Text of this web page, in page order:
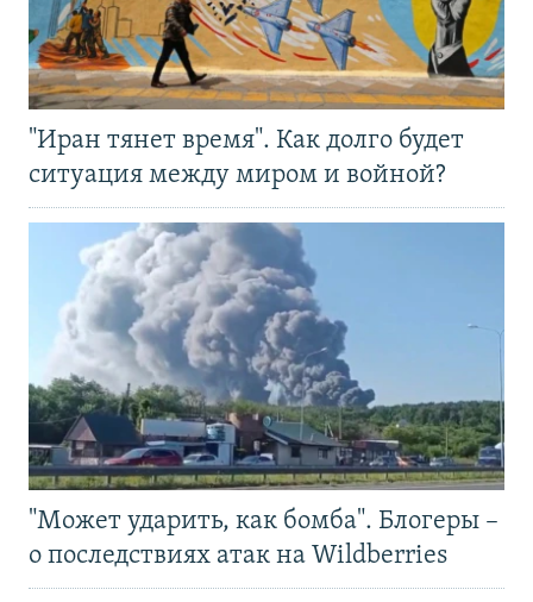
"Иран тянет время". Как долго будет
ситуация между миром и войной?
"Может ударить, как бомба". Блогеры –
о последствиях атак на Wildberries